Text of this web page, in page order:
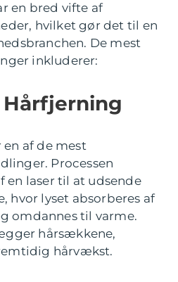
en bred vifte af
hvilket gør det til en
De mest
inkluderer:
en af de mest
Processen
en laser til at udsende
hvor lyset absorberes af
omdannes til varme.
hårsækkene,
hårvækst.